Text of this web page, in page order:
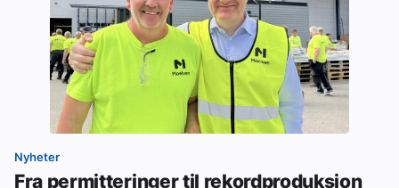
Nyheter
Fra permitteringer til rekordproduksjon